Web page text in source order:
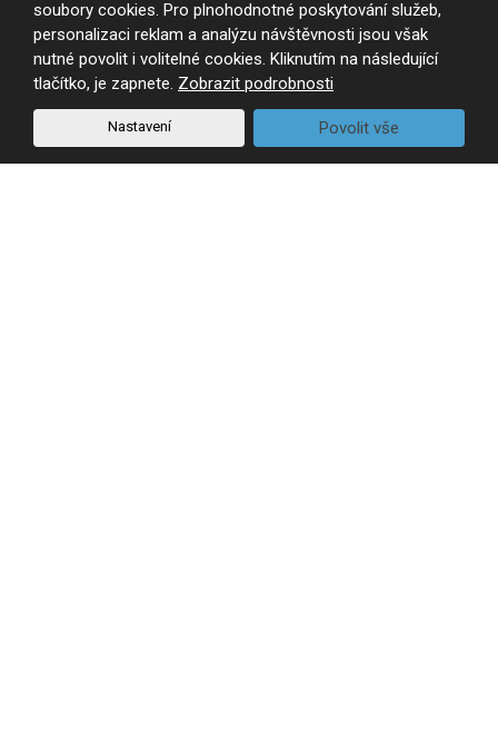
Zasílání novinek e-mailem
se zaregistrujte
soubory cookies. Pro plnohodnotné poskytování služeb,
personalizaci reklam a analýzu návštěvnosti jsou však
nutné povolit i volitelné cookies. Kliknutím na následující
tlačítko, je zapnete. Zobrazit podrobnosti
Nastavení Povolit vše